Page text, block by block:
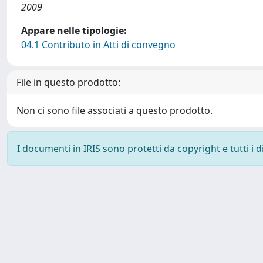
2009
Appare nelle tipologie:
04.1 Contributo in Atti di convegno
File in questo prodotto:
Non ci sono file associati a questo prodotto.
I documenti in IRIS sono protetti da copyright e tutti i